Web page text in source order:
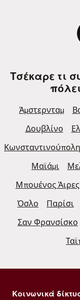
Τσέκαρε τι
Άμστερνταμ
Δουβλίνο
Κωνσταντινούπολη
Μαϊάμι
Μπουένος Άιρες
Όσλο
Παρίσι
Σαν Φρανσίσκο
Κοινωνικά